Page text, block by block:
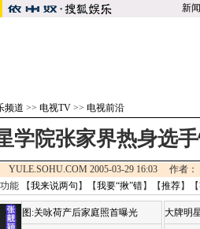
新闻
频道 >> 电视TV >> 电视前沿
学院张家界热身选
YULE.SOHU.COM 2005-03-29 16:03 作者
能 【我来说两句 】【我要“揪”错】【推荐】
图:关咏荷产后家庭照首曝光 大牌明